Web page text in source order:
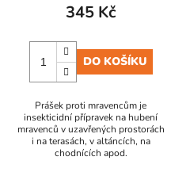
345 Kč
DO KOŠÍKU
Prášek proti mravencům je
insekticidní přípravek na hubení
mravenců v uzavřených prostorách
i na terasách, v altáncích, na
chodnících apod.